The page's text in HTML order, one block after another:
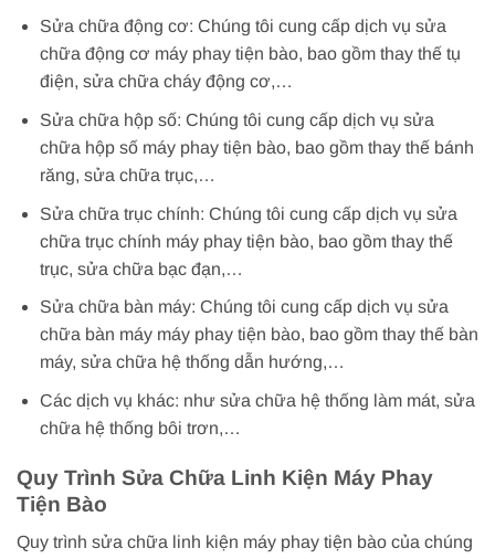
Sửa chữa động cơ: Chúng tôi cung cấp dịch vụ sửa
chữa động cơ máy phay tiện bào, bao gồm thay thế tụ
điện, sửa chữa cháy động cơ,…
Sửa chữa hộp số: Chúng tôi cung cấp dịch vụ sửa
chữa hộp số máy phay tiện bào, bao gồm thay thế bánh
răng, sửa chữa trục,…
Sửa chữa trục chính: Chúng tôi cung cấp dịch vụ sửa
chữa trục chính máy phay tiện bào, bao gồm thay thế
trục, sửa chữa bạc đạn,…
Sửa chữa bàn máy: Chúng tôi cung cấp dịch vụ sửa
chữa bàn máy máy phay tiện bào, bao gồm thay thế bàn
máy, sửa chữa hệ thống dẫn hướng,…
Các dịch vụ khác: như sửa chữa hệ thống làm mát, sửa
chữa hệ thống bôi trơn,…
Quy Trình Sửa Chữa Linh Kiện Máy Phay
Tiện Bào
Quy trình sửa chữa linh kiện máy phay tiện bào của chúng